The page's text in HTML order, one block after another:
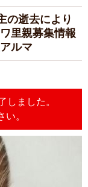
の逝去により
里親募集情報
ルマ
しました。
。